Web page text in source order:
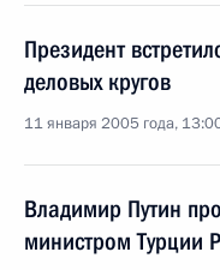
Президент
деловых кругов
11 января 2005 года,
Владимир Путин
министром Турции